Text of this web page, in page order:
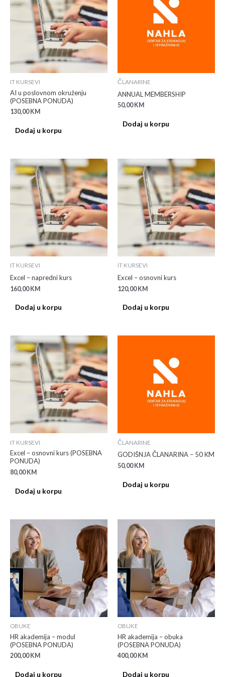
IT KURSEVI
AI u poslovnom okruženju
(POSEBNA PONUDA)
130,00 KM
Dodaj u korpu
ČLANARINE
ANNUAL MEMBERSHIP
50,00 KM
Dodaj u korpu
IT KURSEVI
Excel – napredni kurs
160,00KM
Dodaj u korpu
IT KURSEVI
Excel – osnovni kurs
120,00KM
Dodaj u korpu
IT KURSEVI
Excel – osnovni kurs (POSEBNA
PONUDA)
80,00 KM
Dodaj u korpu
ČLANARINE
GODIŠNJA ČLANARINA – 50 KM
50,00 KM
Dodaj u korpu
OBUKE
HR akademija – modul
(POSEBNA PONUDA)
200,00 KM
Dodaj u korpu
OBUKE
HR akademija – obuka
(POSEBNA PONUDA)
400,00 KM
Dodaj u korpu